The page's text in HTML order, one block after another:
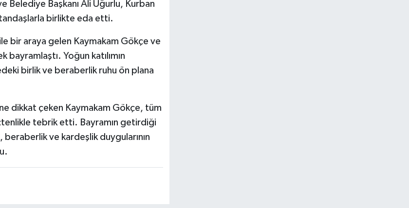
Belediye Başkanı Ali Uğurlu, Kurban
birlikte eda etti.
bir araya gelen Kaymakam Gökçe ve
Yoğun katılımın
birlik ve beraberlik ruhu ön plana
dikkat çeken Kaymakam Gökçe, tüm
içtenlikle tebrik etti. Bayramın getirdiği
beraberlik ve kardeşlik duygularının